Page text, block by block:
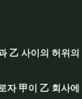
乙 사이의 허위
자 甲이 乙 회사